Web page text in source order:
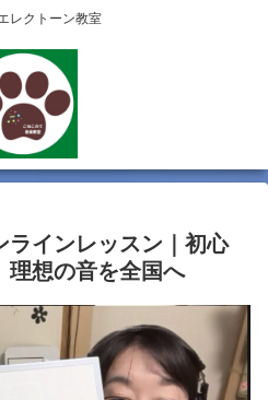
レクトーン教室
ラインレッスン｜初心
理想の音を全国へ